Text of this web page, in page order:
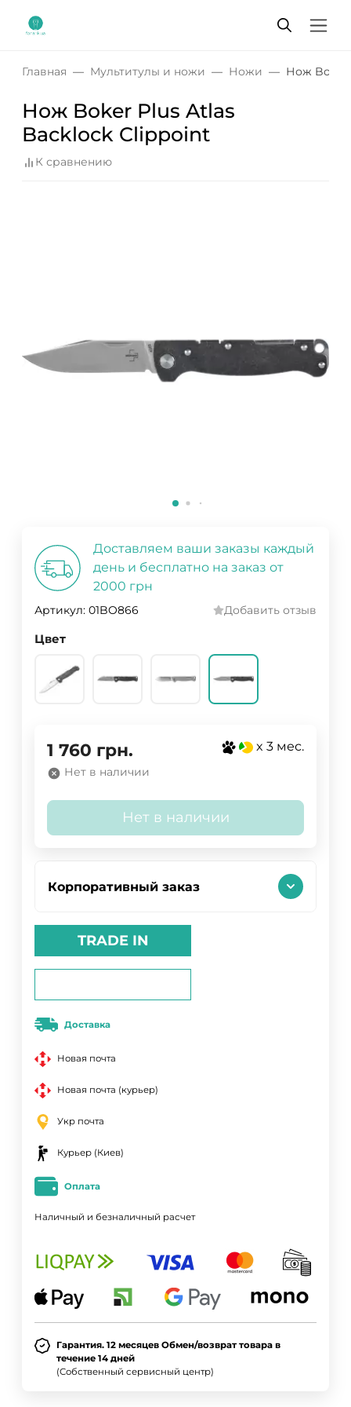
Главная Мультитулы и ножи Ножи Нож Boker
Нож Boker Plus Atlas
Backlock Clippoint
К сравнению
Доставляем ваши заказы каждый
день и бесплатно на заказ от
2000 грн
Артикул: 01BO866 Добавить отзыв
Цвет
1 760 грн. x 3 мес.
Нет в наличии
Нет в наличии
Корпоративный заказ
TRADE IN
Доставка
Новая почта
Новая почта (курьер)
Укр почта
Курьер (Киев)
Оплата
Наличный и безналичный расчет
Гарантия. 12 месяцев Обмен/возврат товара в
течение 14 дней
(Собственный сервисный центр)